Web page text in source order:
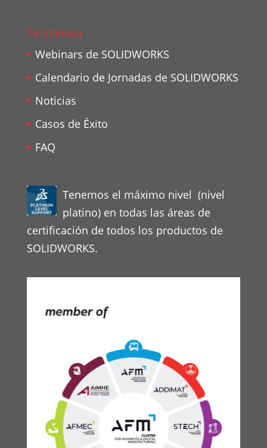
Te interesa
Webinars de SOLIDWORKS
Calendario de Jornadas de SOLIDWORKS
Noticias
Casos de Éxito
FAQ
Tenemos el máximo nivel (nivel
platino) en todas las áreas de
certificación de todos los productos de
SOLIDWORKS.